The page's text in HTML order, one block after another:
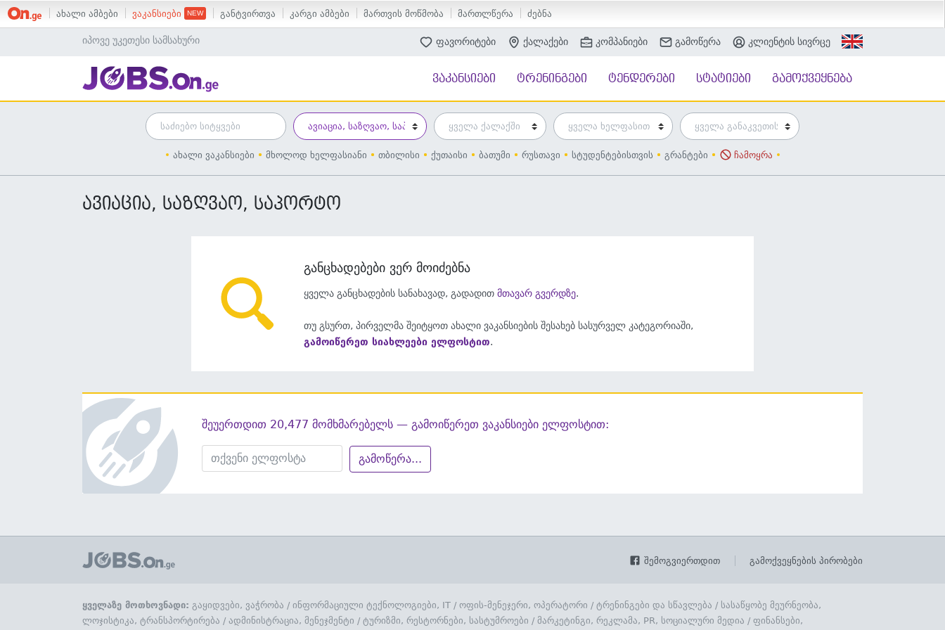
ახალი ამბები ვაკანსიები განტვირთვა კარგი ამბები მართვის მოწმობა მართლწერა ძებნა
იპოვე უკეთესი სამსახური ფავორიტები ქალაქები კომპანიები გამოწერა კლიენტის სივრცე
ვაკანსიები ტრენინგები ტენდერები სტატიები გამოქვეყნება
ახალი ვაკანსიები მხოლოდ ხელფასიანი თბილისი ქუთაისი ბათუმი რუსთავი სტუდენტებისთვის გრანტები ჩამოყრა
ავიაცია, საზღვაო, საპორტო
განცხადებები ვერ მოიძებნა
ყველა განცხადების სანახავად, გადადით მთავარ გვერდზე.
თუ გსურთ, პირველმა შეიტყოთ ახალი ვაკანსიების შესახებ სასურველ კატეგორიაში,
გამოიწერეთ სიახლეები ელფოსტით.
შეუერთდით 20,477 მომხმარებელს — გამოიწერეთ ვაკანსიები ელფოსტით:
გამოწერა...
შემოგვიერთდით გამოქვეყნების პირობები
ყველაზე მოთხოვნადი: გაყიდვები, ვაჭრობა / ინფორმაციული ტექნოლოგიები, IT / ოფის-მენეჯერი, ოპერატორი / ტრენინგები და სწავლება / სასაწყობე მეურნეობა,
ლოჯისტიკა, ტრანსპორტირება / ადმინისტრაცია, მენეჯმენტი / ტურიზმი, რესტორნები, სასტუმროები / მარკეტინგი, რეკლამა, PR, სოციალური მედია / ფინანსები,